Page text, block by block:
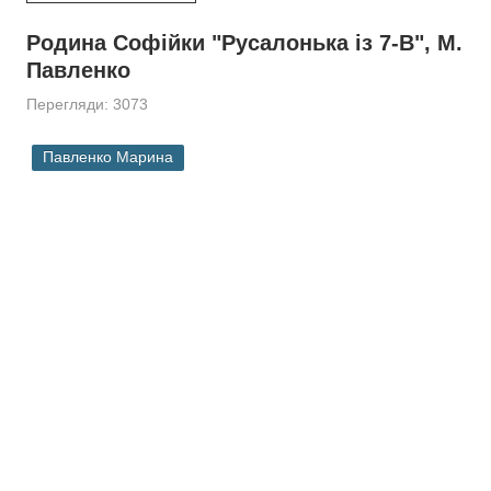
Родина Софійки "Русалонька iз 7-В", М.
Павленко
Перегляди: 3073
Павленко Марина